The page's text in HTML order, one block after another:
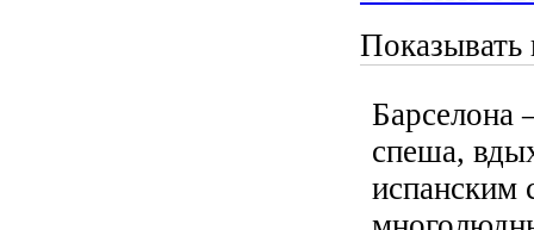
Показывать
Барселона
спеша,
испанским